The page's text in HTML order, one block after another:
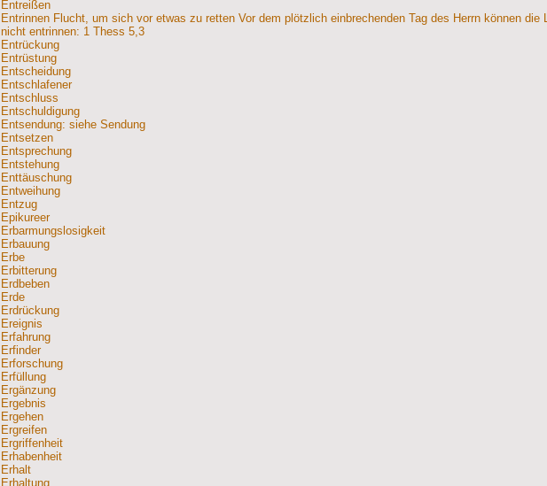
Entreißen
Entrinnen Flucht, um sich vor etwas zu retten Vor dem plötzlich einbrechenden Tag des Herrn können die
nicht entrinnen: 1 Thess 5,3
Entrückung
Entrüstung
Entscheidung
Entschlafener
Entschluss
Entschuldigung
Entsendung: siehe Sendung
Entsetzen
Entsprechung
Entstehung
Enttäuschung
Entweihung
Entzug
Epikureer
Erbarmungslosigkeit
Erbauung
Erbe
Erbitterung
Erdbeben
Erde
Erdrückung
Ereignis
Erfahrung
Erfinder
Erforschung
Erfüllung
Ergänzung
Ergebnis
Ergehen
Ergreifen
Ergriffenheit
Erhabenheit
Erhalt
Erhaltung